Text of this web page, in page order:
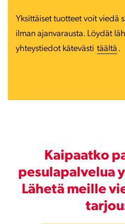
Yksittäiset tuotteet voit viedä
ilman ajanvarausta. Löydät
yhteystiedot kätevästi täältä .
Kaipaatko
pesulapalvelua
Lähetä meille